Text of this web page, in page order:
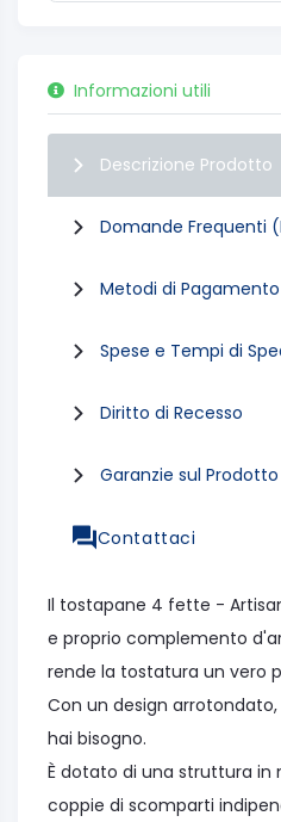
Informazioni utili
Descrizione Prodotto
Domande Frequenti
Metodi di Pagamento
Spese e Tempi di
Diritto di Recesso
Garanzie sul Prodotto
Contattaci
Il tostapane 4 fette -
e proprio complemento
rende la tostatura un vero
Con un design
hai bisogno.
È dotato di una struttura in
coppie di scomparti